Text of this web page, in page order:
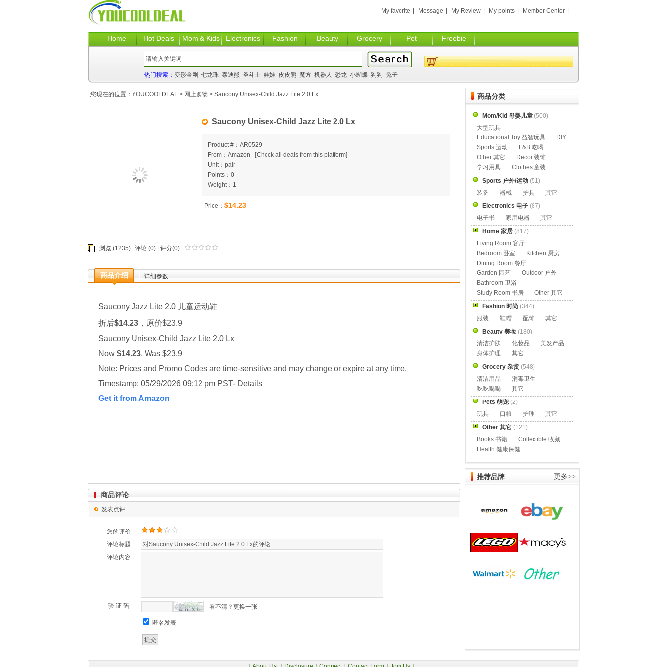
Home Hot Deals Mom & Kids Electronics Fashion Beauty Grocery Pet Freebie
My favorite Message My Review My points Member Center
热门搜索： 变形金刚 七龙珠 泰迪熊 圣斗士 娃娃 皮皮熊 魔方 机器人 恐龙 小蝴蝶 狗狗 兔子
Saucony Unisex-Child Jazz Lite 2.0 Lx
Product #：AR0529
From：Amazon
[Check all deals from this platform]
Unit：pair
Points：0
Weight：1
Price： $14.23
浏览 (1235) | 评论 (0) | 评分(0)
商品介绍 详细参数
Saucony Jazz Lite 2.0 儿童运动鞋
折后$14.23 ，原价$23.9
Saucony Unisex-Child Jazz Lite 2.0 Lx
Now $14.23, Was $23.9
Note: Prices and Promo Codes are time-sensitive and may change or expire at any time.
Timestamp: 05/29/2026 09:12 pm PST- Details
Get it from Amazon
您现在的位置： YOUCOOLDEAL > 网上购物 > Saucony Unisex-Child Jazz Lite 2.0 Lx
商品评论
发表点评
您的评价
评论标题
评论内容
验 证 码 看不清？更换一张
匿名发表
商品分类
Mom/Kid 母婴儿童 (500)
大型玩具
Educational Toy 益智玩具
DIY
Sports 运动
F&B 吃喝
Other 其它
Decor 装饰
学习用具
Clothes 童装
Sports 户外/运动 (51)
装备
器械 护具
其它
Electronics 电子 (87)
电子书
家用电器
其它
Home 家居 (817)
Living Room 客厅
Bedroom 卧室
Kitchen 厨房
Dining Room 餐厅
Garden 园艺
Outdoor 户外
Bathroom 卫浴
Study Room 书房
Other 其它
Fashion 时尚 (344)
服装
鞋帽 配饰
其它
Beauty 美妆 (180)
清洁护肤
化妆品
美发产品
身体护理
其它
Grocery 杂货(548)
清洁用品
消毒卫生
吃吃喝喝
其它
Pets 萌宠 (2)
玩具
口粮 护理
其它
Other 其它 (121)
Books 书籍
Collectible 收藏
Health 健康保健
推荐品牌 更多>>